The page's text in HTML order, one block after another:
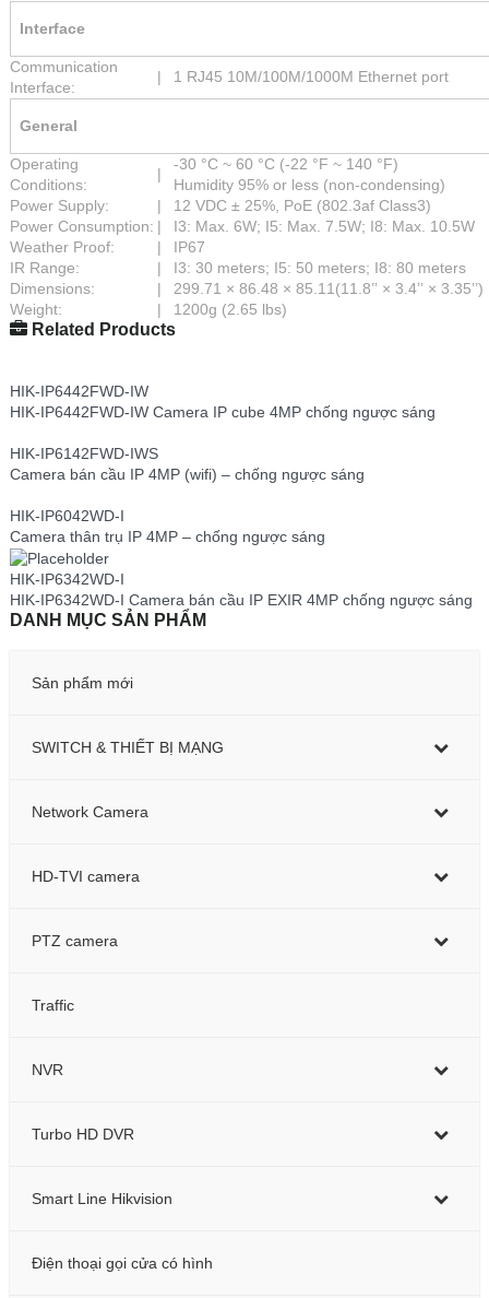
Interface
Communication
Interface:
| 1 RJ45 10M/100M/1000M Ethernet port
General
Operating
Conditions:
|
-30 °C ~ 60 °C (-22 °F ~ 140 °F)
Humidity 95% or less (non-condensing)
Power Supply:
|
12 VDC ± 25%, PoE (802.3af Class3)
Power Consumption: |
I3: Max. 6W; I5: Max. 7.5W; I8: Max. 10.5W
Weather Proof:
|
IP67
IR Range:
|
I3: 30 meters; I5: 50 meters; I8: 80 meters
Dimensions:
|
299.71 × 86.48 × 85.11(11.8’’ × 3.4’’ × 3.35’’)
Weight:
| 1200g (2.65 lbs)
Related Products
HIK-IP6442FWD-IW
HIK-IP6442FWD-IW Camera IP cube 4MP chống ngược sáng
HIK-IP6142FWD-IWS
Camera bán cầu IP 4MP (wifi) – chống ngược sáng
HIK-IP6042WD-I
Camera thân trụ IP 4MP – chống ngược sáng
HIK-IP6342WD-I
HIK-IP6342WD-I Camera bán cầu IP EXIR 4MP chống ngược sáng
DANH MỤC SẢN PHẨM
Sản phẩm mới
SWITCH & THIẾT BỊ MẠNG
Network Camera
HD-TVI camera
PTZ camera
Traffic
NVR
Turbo HD DVR
Smart Line Hikvision
Điện thoại gọi cửa có hình